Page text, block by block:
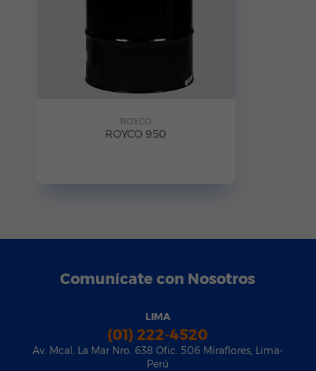
ROYCO
ROYCO 950
Comunícate con Nosotros
LIMA
(01) 222-4520
Av. Mcal. La Mar Nro. 638 Ofic. 506 Miraflores, Lima-
Perú